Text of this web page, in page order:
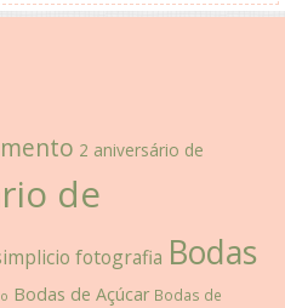
2 aniversário de
de
fotografia Bodas
Bodas de Açúcar Bodas de